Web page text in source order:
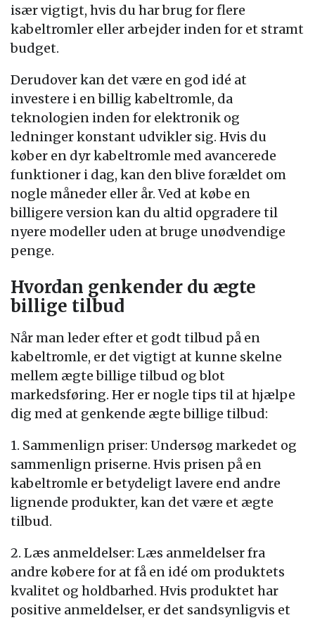
især vigtigt, hvis du har brug for flere
kabeltromler eller arbejder inden for et stramt
budget.
Derudover kan det være en god idé at
investere i en billig kabeltromle, da
teknologien inden for elektronik og
ledninger konstant udvikler sig. Hvis du
køber en dyr kabeltromle med avancerede
funktioner i dag, kan den blive forældet om
nogle måneder eller år. Ved at købe en
billigere version kan du altid opgradere til
nyere modeller uden at bruge unødvendige
penge.
Hvordan genkender du ægte
billige tilbud
Når man leder efter et godt tilbud på en
kabeltromle, er det vigtigt at kunne skelne
mellem ægte billige tilbud og blot
markedsføring. Her er nogle tips til at hjælpe
dig med at genkende ægte billige tilbud:
1. Sammenlign priser: Undersøg markedet og
sammenlign priserne. Hvis prisen på en
kabeltromle er betydeligt lavere end andre
lignende produkter, kan det være et ægte
tilbud.
2. Læs anmeldelser: Læs anmeldelser fra
andre købere for at få en idé om produktets
kvalitet og holdbarhed. Hvis produktet har
positive anmeldelser, er det sandsynligvis et